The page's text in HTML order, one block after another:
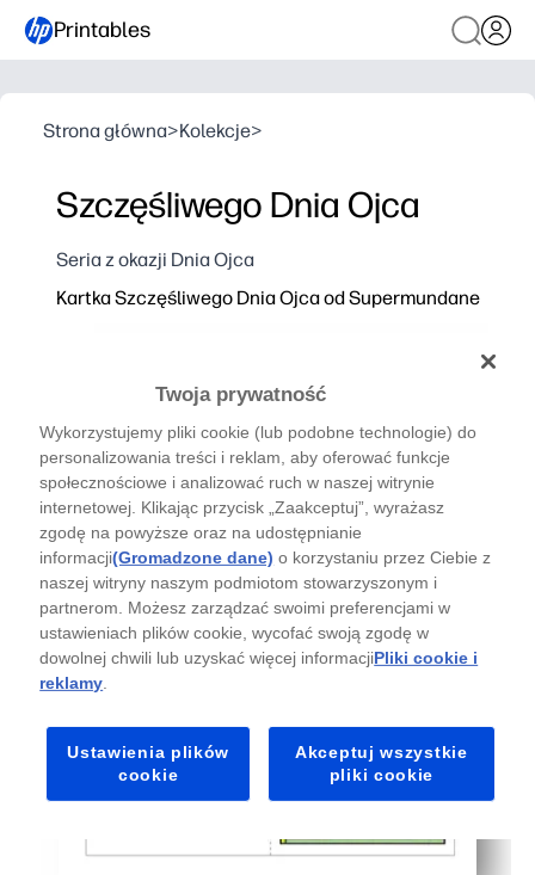
Printables
Strona główna>Kolekcje>
Szczęśliwego Dnia Ojca
Seria z okazji Dnia Ojca
Kartka Szczęśliwego Dnia Ojca od Supermundane
Twoja prywatność
Wykorzystujemy pliki cookie (lub podobne technologie) do
personalizowania treści i reklam, aby oferować funkcje
społecznościowe i analizować ruch w naszej witrynie
internetowej. Klikając przycisk „Zaakceptuj”, wyrażasz
zgodę na powyższe oraz na udostępnianie
informacji(Gromadzone dane) o korzystaniu przez Ciebie z
naszej witryny naszym podmiotom stowarzyszonym i
partnerom. Możesz zarządzać swoimi preferencjami w
ustawieniach plików cookie, wycofać swoją zgodę w
dowolnej chwili lub uzyskać więcej informacjiPliki cookie i
reklamy
Ustawienia plików
cookie
Akceptuj wszystkie
pliki cookie